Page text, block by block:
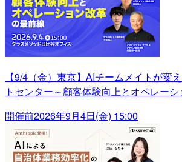
【9/4（金）東京】AIチームメイトが変
トセンター～顧客体験向上とオペレー
開催前2026年9月4日(金) 15:00